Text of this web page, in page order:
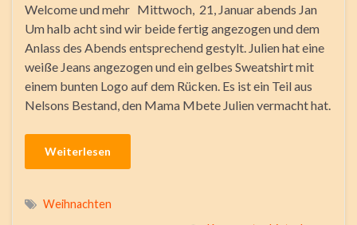
Welcome und mehr Mittwoch, 21, Januar abends Jan
Um halb acht sind wir beide fertig angezogen und dem
Anlass des Abends entsprechend gestylt. Julien hat eine
weiße Jeans angezogen und ein gelbes Sweatshirt mit
einem bunten Logo auf dem Rücken. Es ist ein Teil aus
Nelsons Bestand, den Mama Mbete Julien vermacht hat.
Weiterlesen
Weihnachten